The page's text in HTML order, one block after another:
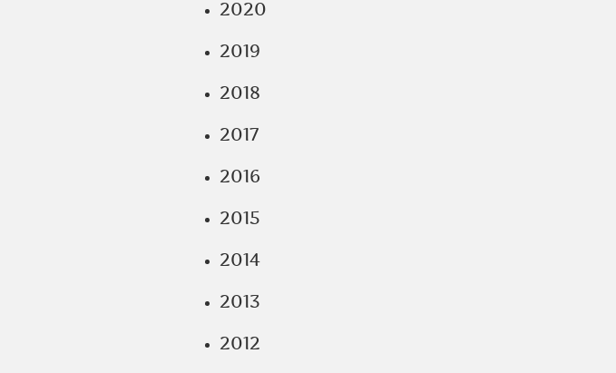
2020
2019
2018
2017
2016
2015
2014
2013
2012